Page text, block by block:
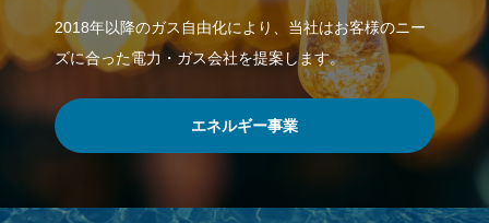
2018年以降のガス自由化により、当社はお客様のニー
ズに合った電力・ガス会社を提案します。
エネルギー事業